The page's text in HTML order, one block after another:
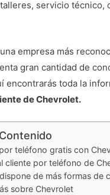
servicio técnico,
empresa más
gran cantidad de
encontrarás toda la
de Chevrolet.
teléfono gratis con
cliente por teléfono de
de más formas de
sobre Chevrolet